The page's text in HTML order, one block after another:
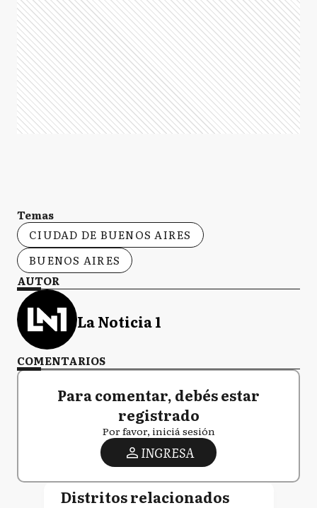
Temas
CIUDAD DE BUENOS AIRES
BUENOS AIRES
AUTOR
La Noticia 1
COMENTARIOS
Para comentar, debés estar
registrado
Por favor, iniciá sesión
INGRESA
Distritos relacionados